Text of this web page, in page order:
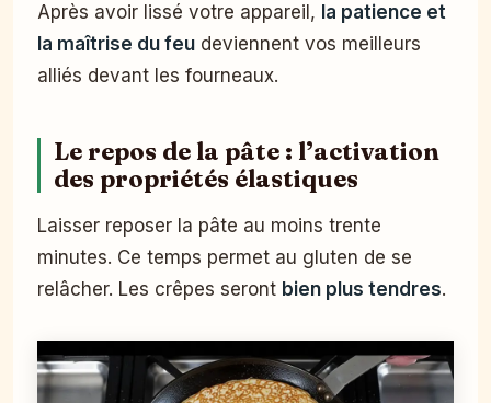
Après avoir lissé votre appareil, la patience et
la maîtrise du feu deviennent vos meilleurs
alliés devant les fourneaux.
Le repos de la pâte : l’activation
des propriétés élastiques
Laisser reposer la pâte au moins trente
minutes. Ce temps permet au gluten de se
relâcher. Les crêpes seront bien plus tendres.